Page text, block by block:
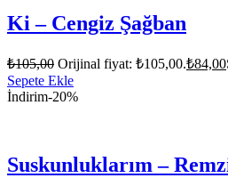
Ki – Cengiz Şağban
₺105,00 Orijinal fiyat: ₺105,00.₺84,00
Sepete Ekle
İndirim-20%
Suskunluklarım –